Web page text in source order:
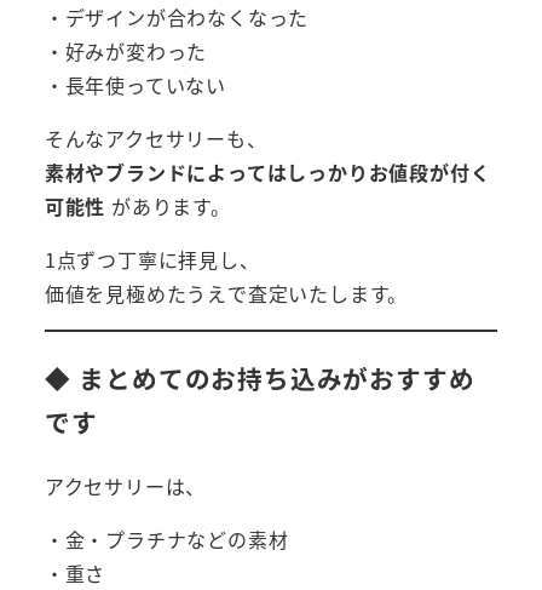
・デザインが合わなくなった
・好みが変わった
・長年使っていない
そんなアクセサリーも、
素材やブランドによってはしっかりお値段が付く
可能性 があります。
1点ずつ丁寧に拝見し、
価値を見極めたうえで査定いたします。
◆ まとめてのお持ち込みがおすすめ
です
アクセサリーは、
・金・プラチナなどの素材
・重さ